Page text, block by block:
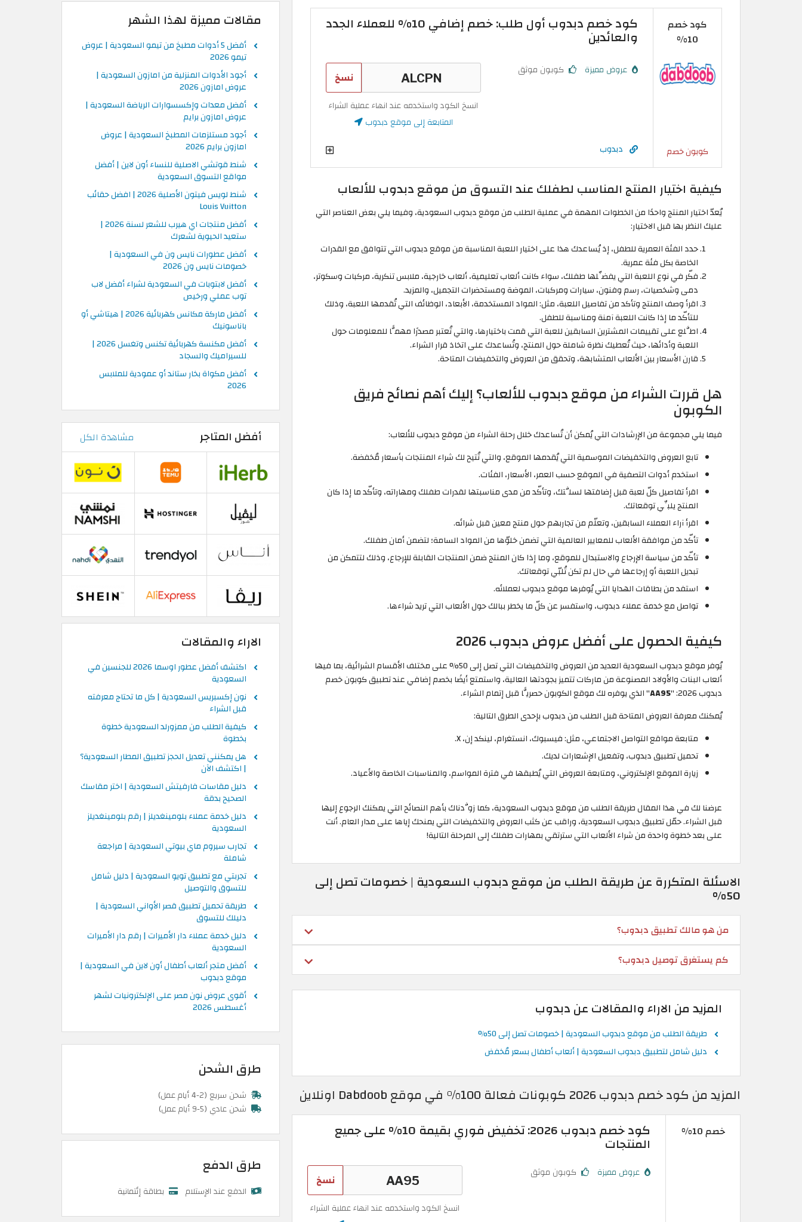
كود خصم
10%
كوبون خصم
كود خصم دبدوب أول طلب: خصم إضافي 10% للعملاء الجدد
والعائدين
عروض مميزة كوبون موثق نسخ
انسخ الكود واستخدمه عند انهاء عملية الشراء
المتابعة إلى موقع دبدوب
دبدوب
كيفية اختيار المنتج المناسب لطفلك عند التسوق من موقع دبدوب للألعاب
يُعدّ اختيار المنتج واحدًا من الخطوات المهمة في عملية الطلب من موقع دبدوب السعودية، وفيما يلي بعض العناصر التي
عليك النظر بها قبل الاختيار:
حدد الفئة العمرية للطفل، إذ يُساعدك هذا على اختيار اللعبة المناسبة من موقع دبدوب التي تتوافق مع القدرات
الخاصة بكل فئة عمرية.
فكّر في نوع اللعبة التي يفضِّلها طفلك، سواء كانت ألعاب تعليمية، ألعاب خارجية، ملابس تنكرية، مركبات وسكوتر،
دمى وشخصيات، رسم وفنون، سيارات ومركبات، الموضة ومستحضرات التجميل، والمزيد.
اقرأ وصف المنتج وتأكد من تفاصيل اللعبة، مثل: المواد المستخدمة، الأبعاد، الوظائف التي تُقدمها اللعبة، وذلك
للتأكّد ما إذا كانت اللعبة آمنة ومناسبة للطفل.
اطَّلع على تقييمات المشترين السابقين للعبة التي قمت باختيارها، والتي تُعتبر مصدرًا مهمًّا للمعلومات حول
اللعبة وأدائها، حيث تُعطيك نظرة شاملة حول المنتج، وتُساعدك على اتخاذ قرار الشراء.
قارن الأسعار بين الألعاب المتشابهة، وتحقق من العروض والتخفيضات المتاحة.
هل قررت الشراء من موقع دبدوب للألعاب؟ إليك أهم نصائح فريق
الكوبون
فيما يلي مجموعة من الإرشادات التي يُمكن أن تُساعدك خلال رحلة الشراء من موقع دبدوب للألعاب:
تابع العروض والتخفيضات الموسمية التي يُقدمها الموقع، والتي تُتيح لك شراء المنتجات بأسعار مُخفضة.
استخدم أدوات التصفية في الموقع حسب العمر، الأسعار، الفئات.
اقرأ تفاصيل كلّ لعبة قبل إضافتها لسلَّتك، وتأكّد من مدى مناسبتها لقدرات طفلك ومهاراته، وتأكّد ما إذا كان
المنتج يلبِّي توقعاتك.
اقرأ آراء العملاء السابقين، وتعلّم من تجاربهم حول منتج معين قبل شرائه.
تأكّد من موافقة الألعاب للمعايير العالمية التي تضمن خلوّها من المواد السامة؛ لتضمن أمان طفلك.
تأكّد من سياسة الإرجاع والاستبدال للموقع، وما إذا كان المنتج ضمن المنتجات القابلة للإرجاع، وذلك لتتمكن من
تبديل اللعبة أو إرجاعها في حال لم تكن تُلبّي توقعاتك.
استفد من بطاقات الهدايا التي يُوفرها موقع دبدوب لعملائه.
تواصل مع خدمة عملاء دبدوب، واستفسر عن كلّ ما يخطر ببالك حول الألعاب التي تريد شراءها.
كيفية الحصول على أفضل عروض دبدوب 2026
يُوفر موقع دبدوب السعودية العديد من العروض والتخفيضات التي تصل إلى 50% على مختلف الأقسام الشرائية، بما فيها
ألعاب البنات والأولاد المصنوعة من ماركات تتميز بجودتها العالية، واستمتع أيضًا بخصم إضافي عند تطبيق كوبون خصم
دبدوب 2026: "
AA95" الذي يوفره لك موقع الكوبون حصريًّا قبل إتمام الشراء.
يُمكنك معرفة العروض المتاحة قبل الطلب من دبدوب بإحدى الطرق التالية:
متابعة مواقع التواصل الاجتماعي، مثل: فيسبوك، انستغرام، لينكد إن، X.
تحميل تطبيق دبدوب، وتفعيل الإشعارات لديك.
زيارة الموقع الإلكتروني، ومتابعة العروض التي يُطبقها في فترة المواسم، والمناسبات الخاصة والأعياد.
عرضنا لك في هذا المقال طريقة الطلب من موقع دبدوب السعودية، كما زوَّدناك بأهم النصائح التي يمكنك الرجوع إليها
قبل الشراء. حمّل تطبيق دبدوب السعودية، وراقب عن كثب العروض والتخفيضات التي يمنحك إياها على مدار العام. أنت
على بعد خطوة واحدة من شراء الألعاب التي سترتقي بمهارات طفلك إلى المرحلة التالية!
الاسئلة المتكررة عن طريقة الطلب من موقع دبدوب السعودية | خصومات تصل إلى
50%
من هو مالك تطبيق دبدوب؟
كم يستغرق توصيل دبدوب؟
المزيد من الاراء والمقالات عن دبدوب
طريقة الطلب من موقع دبدوب السعودية | خصومات تصل إلى 50%
دليل شامل لتطبيق دبدوب السعودية | ألعاب أطفال بسعر مُخفض
المزيد من كود خصم دبدوب 2026 كوبونات فعالة 100% في موقع Dabdoob اونلاين
خصم 10% كود خصم دبدوب 2026: تخفيض فوري بقيمة 10% على جميع
المنتجات
عروض مميزة كوبون موثق نسخ
انسخ الكود واستخدمه عند انهاء عملية الشراء
مقالات مميزة لهذا الشهر
أفضل 5 أدوات مطبخ من تيمو السعودية | عروض
تيمو 2026
أجود الأدوات المنزلية من امازون السعودية |
عروض امازون 2026
أفضل معدات وإكسسوارات الرياضة السعودية |
عروض امازون برايم
أجود مستلزمات المطبخ السعودية | عروض
امازون برايم 2026
شنط قوتشي الاصلية للنساء أون لاين | أفضل
مواقع التسوق السعودية
شنط لويس فيتون الأصلية 2026 | افضل حقائب
Louis Vuitton
أفضل منتجات اي هيرب للشعر لسنة 2026 |
ستعيد الحيوية لشعرك
أفضل عطورات نايس ون في السعودية |
خصومات نايس ون 2026
أفضل لابتوبات في السعودية لشراء أفضل لاب
توب عملي ورخيص
أفضل ماركة مكانس كهربائية 2026 | هيتاشي أو
باناسونيك
أفضل مكنسة كهربائية تكنس وتغسل 2026 |
للسيراميك والسجاد
أفضل مكواة بخار ستاند أو عمودية للملابس
2026
أفضل المتاجر مشاهدة الكل
الاراء والمقالات
اكتشف أفضل عطور اوسما 2026 للجنسين في
السعودية
نون إكسبريس السعودية | كل ما تحتاج معرفته
قبل الشراء
كيفية الطلب من ممزورلد السعودية خطوة
بخطوة
هل يمكنني تعديل الحجز تطبيق المطار السعودية؟
| اكتشف الآن
دليل مقاسات فارفيتش السعودية | اختر مقاسك
الصحيح بدقة
دليل خدمة عملاء بلومينغديلز | رقم بلومينغديلز
السعودية
تجارب سيروم ماي بيوتي السعودية | مراجعة
شاملة
تجربتي مع تطبيق تويو السعودية | دليل شامل
للتسوق والتوصيل
طريقة تحميل تطبيق قصر الأواني السعودية |
دليلك للتسوق
دليل خدمة عملاء دار الأميرات | رقم دار الأميرات
السعودية
أفضل متجر ألعاب أطفال أون لاين في السعودية |
موقع دبدوب
أقوى عروض نون مصر على الإلكترونيات لشهر
أغسطس 2026
طرق الشحن
شحن سريع (2-4 أيام عمل)
شحن عادي (5-9 أيام عمل)
طرق الدفع
الدفع عند الإستلام بطاقة إئتمانية